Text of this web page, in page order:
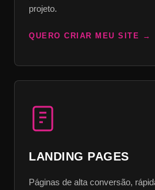
projeto.
QUERO CRIAR MEU SITE
LANDING PAGES
Páginas de alta conversão,